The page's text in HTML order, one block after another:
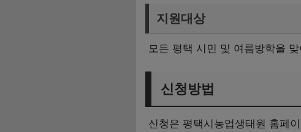
지원대상
모든 평택 시민 및 여름방학을
신청방법
신청은 평택시농업생태원 홈페